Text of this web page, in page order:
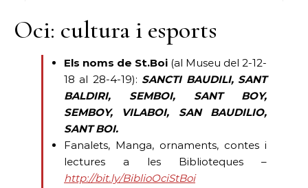
Oci: cultura i esports
Els noms de St.Boi (al Museu del 2-12-
18 al 28-4-19): SANCTI BAUDILI, SANT
BALDIRI, SEMBOI, SANT BOY,
SEMBOY, VILABOI, SAN BAUDILIO,
SANT BOI.
Fanalets, Manga, ornaments, contes i
lectures a les Biblioteques –
http://bit.ly/BiblioOciStBoi